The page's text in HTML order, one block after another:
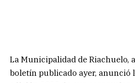
La Municipalidad de Riachuelo,
boletín publicado ayer, anunció